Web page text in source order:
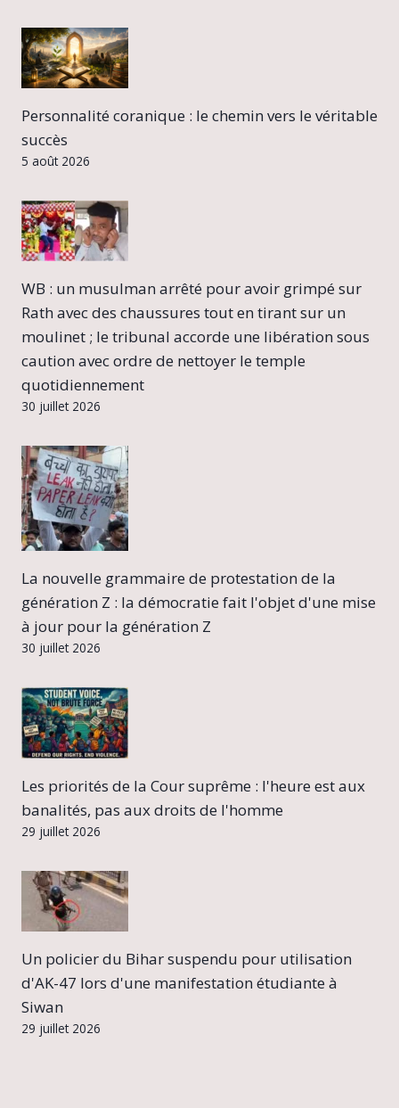
Personnalité coranique : le chemin vers le véritable
succès
5 août 2026
WB : un musulman arrêté pour avoir grimpé sur
Rath avec des chaussures tout en tirant sur un
moulinet ; le tribunal accorde une libération sous
caution avec ordre de nettoyer le temple
quotidiennement
30 juillet 2026
La nouvelle grammaire de protestation de la
génération Z : la démocratie fait l'objet d'une mise
à jour pour la génération Z
30 juillet 2026
Les priorités de la Cour suprême : l'heure est aux
banalités, pas aux droits de l'homme
29 juillet 2026
Un policier du Bihar suspendu pour utilisation
d'AK-47 lors d'une manifestation étudiante à
Siwan
29 juillet 2026